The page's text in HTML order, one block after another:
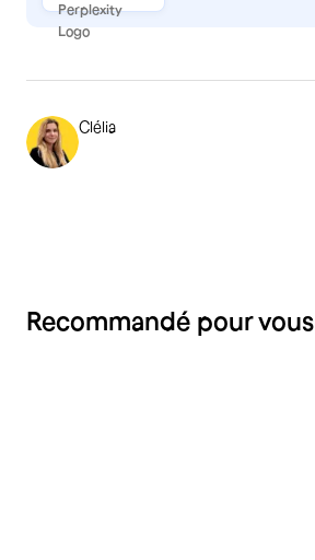
Clélia
Recommandé pour vous